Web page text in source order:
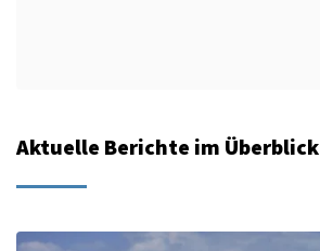
Aktuelle Berichte im Überblick